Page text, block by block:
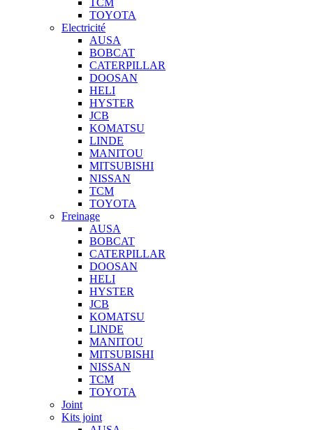
TCM
TOYOTA
Electricité
AUSA
BOBCAT
CATERPILLAR
DOOSAN
HELI
HYSTER
JCB
KOMATSU
LINDE
MANITOU
MITSUBISHI
NISSAN
TCM
TOYOTA
Freinage
AUSA
BOBCAT
CATERPILLAR
DOOSAN
HELI
HYSTER
JCB
KOMATSU
LINDE
MANITOU
MITSUBISHI
NISSAN
TCM
TOYOTA
Joint
Kits joint